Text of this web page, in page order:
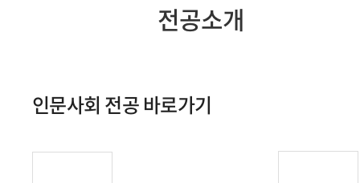
전공소개
인문사회 전공 바로가기